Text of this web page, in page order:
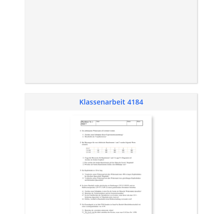
Klassenarbeit 4184